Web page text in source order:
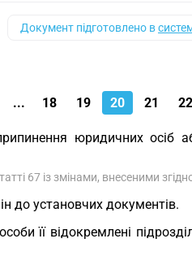
Документ підготовлено в
... 18 19 20 21 22
юридичних осіб
67 із змінами, внесеними
до установчих документів.
її відокремлені